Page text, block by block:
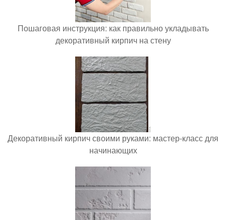
Пошаговая инструкция: как правильно укладывать
декоративный кирпич на стену
Декоративный кирпич своими руками: мастер-класс для
начинающих